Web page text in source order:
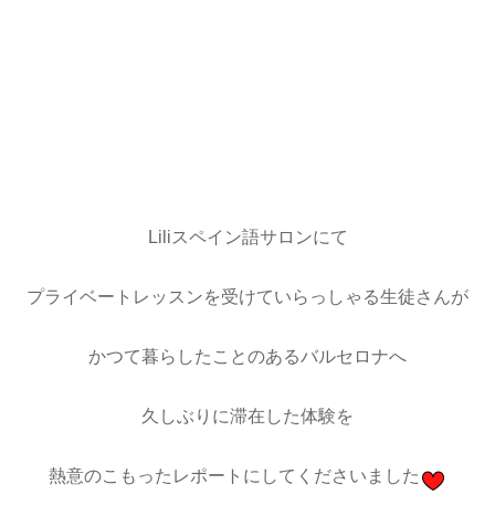
Liliスペイン語サロンにて
プライベートレッスンを受けていらっしゃる生徒さんが
かつて暮らしたことのあるバルセロナへ
久しぶりに滞在した体験を
熱意のこもったレポートにしてくださいました